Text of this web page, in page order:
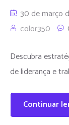
30 de março
color350
Descubra
de liderança e
Continuar